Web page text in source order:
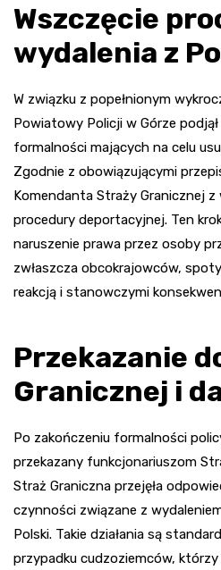
Wszczęcie
wydalenia z
W związku z popełnionym
Powiatowy Policji w Górze
formalności mających na celu
Zgodnie z obowiązującymi
Komendanta Straży Granicznej
procedury deportacyjnej. Ten
naruszenie prawa przez osoby
zwłaszcza obcokrajowców,
reakcją i stanowczymi
Przekazanie
Granicznej i
Po zakończeniu formalności
przekazany funkcjonariuszom
Straż Graniczna przejęła
czynności związane z
Polski. Takie działania są
przypadku cudzoziemców,